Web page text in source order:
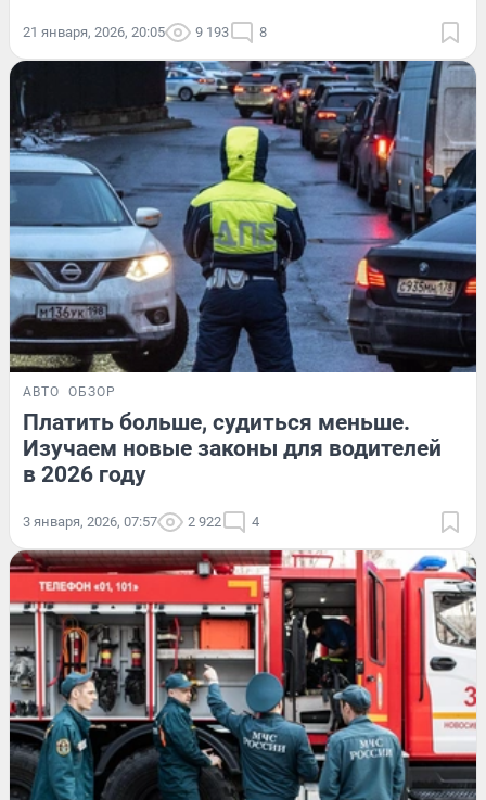
21 января, 2026, 20:05 9 193 8
АВТО ОБЗОР
Платить больше, судиться меньше.
Изучаем новые законы для водителей
в 2026 году
3 января, 2026, 07:57 2 922 4